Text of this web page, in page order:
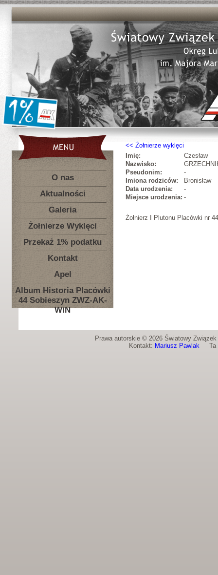
O nas
Aktualności
Galeria
Żołnierze Wyklęci
Przekaż 1% podatku
Kontakt
Apel
Album Historia Placówki
44 Sobieszyn ZWZ-AK-
WiN
Żołnierze wyklęci
Imię:
Czesław
Nazwisko:
Pseudonim:
-
Imiona rodziców:
Bronisław
Data urodzenia:
-
Miejsce urodzenia: -
Żołnierz I Plutonu Placówki nr
Prawa autorskie © 2026 Światowy
Kontakt: Mariusz PawlakTa